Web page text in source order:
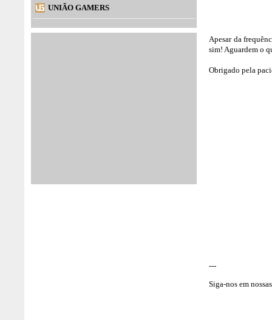
Apesar da
sim! Aguardem o
Obrigado pela
---
Siga-nos em
UNIÃO GAMERS